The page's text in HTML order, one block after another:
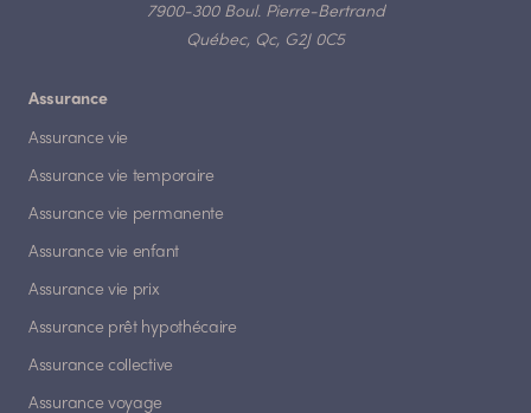
7900-300 Boul. Pierre-Bertrand
Québec, Qc, G2J 0C5
Assurance
Assurance vie
Assurance vie temporaire
Assurance vie permanente
Assurance vie enfant
Assurance vie prix
Assurance prêt hypothécaire
Assurance collective
Assurance voyage